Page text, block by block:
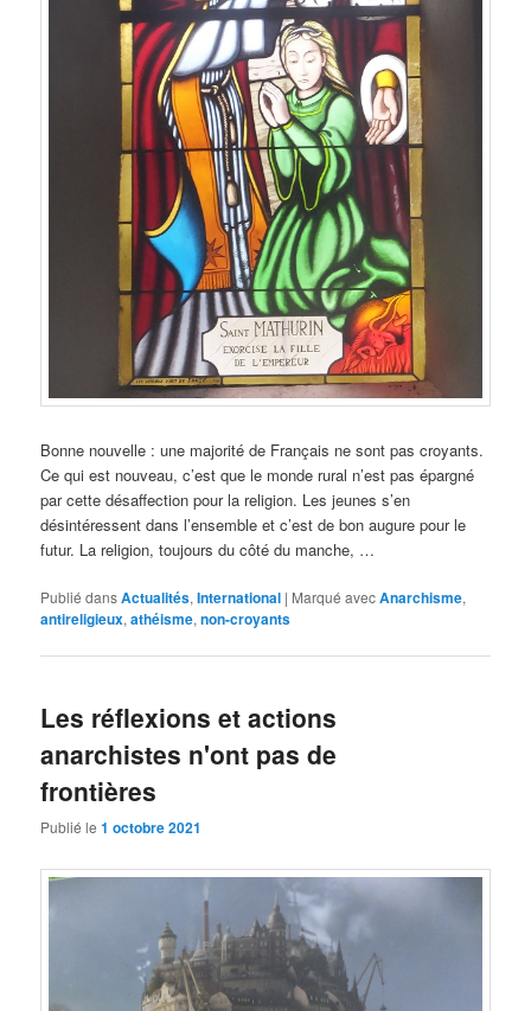
Bonne nouvelle : une majorité de Français ne sont pas croyants.
Ce qui est nouveau, c’est que le monde rural n’est pas épargné
par cette désaffection pour la religion. Les jeunes s’en
désintéressent dans l’ensemble et c’est de bon augure pour le
futur. La religion, toujours du côté du manche, …
Publié dansActualités,International | Marqué avecAnarchisme,
antireligieux,athéisme,non-croyants
Les réflexions et actions
anarchistes n'ont pas de
frontières
Publié le1 octobre 2021